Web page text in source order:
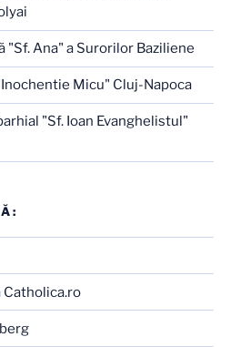
"Sf. Ana" a Surorilor Baziliene
Micu" Cluj-Napoca
"Sf. Ioan Evanghelistul"